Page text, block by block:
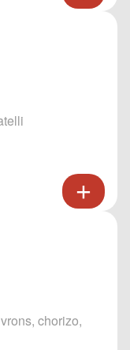
chorizo,